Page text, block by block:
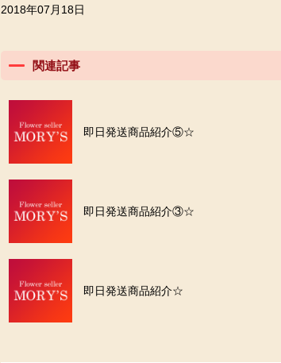
2018年07月18日
関連記事
即日発送商品紹介⑤☆
即日発送商品紹介③☆
即日発送商品紹介☆